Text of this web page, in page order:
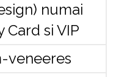
numai
Card si VIP
veneeres